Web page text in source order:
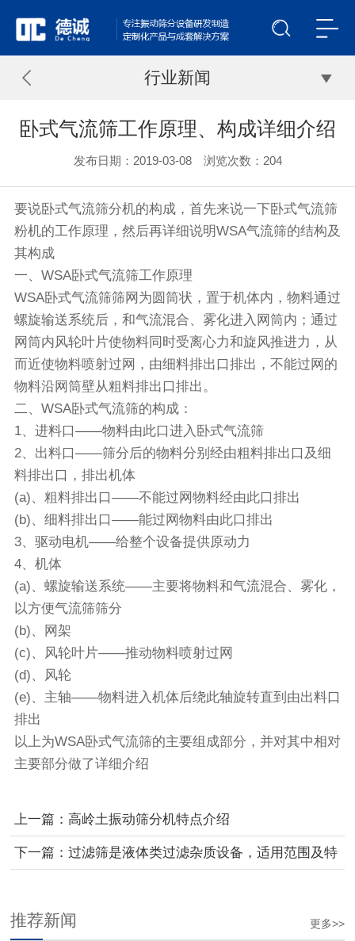
行业新闻
卧式气流筛工作原理、构成详细介绍
发布日期：2019-03-08 浏览次数： 204
要说卧式气流筛分机的构成，首先来说一下卧式气流筛
粉机的工作原理，然后再详细说明WSA气流筛的结构及
其构成
一、WSA卧式气流筛工作原理
WSA卧式气流筛筛网为圆筒状，置于机体内，物料通过
螺旋输送系统后，和气流混合、雾化进入网筒内；通过
网筒内风轮叶片使物料同时受离心力和旋风推进力，从
而近使物料喷射过网，由细料排出口排出，不能过网的
物料沿网筒壁从粗料排出口排出。
二、WSA卧式气流筛的构成：
1、进料口——物料由此口进入卧式气流筛
2、出料口——筛分后的物料分别经由粗料排出口及细
料排出口，排出机体
(a)、粗料排出口——不能过网物料经由此口排出
(b)、细料排出口——能过网物料由此口排出
3、驱动电机——给整个设备提供原动力
4、机体
(a)、螺旋输送系统——主要将物料和气流混合、雾化，
以方便气流筛筛分
(b)、网架
(c)、风轮叶片——推动物料喷射过网
(d)、风轮
(e)、主轴——物料进入机体后绕此轴旋转直到由出料口
排出
以上为WSA卧式气流筛的主要组成部分，并对其中相对
主要部分做了详细介绍
上一篇：高岭土振动筛分机特点介绍
下一篇：过滤筛是液体类过滤杂质设备，适用范围及特
更多>>
推荐新闻